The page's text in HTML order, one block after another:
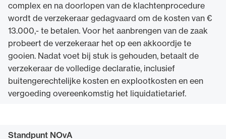
complex en na doorlopen van de klachtenprocedure
wordt de verzekeraar gedagvaard om de kosten van €
13.000,- te betalen. Voor het aanbrengen van de zaak
probeert de verzekeraar het op een akkoordje te
gooien. Nadat voet bij stuk is gehouden, betaalt de
verzekeraar de volledige declaratie, inclusief
buitengerechtelijke kosten en explootkosten en een
vergoeding overeenkomstig het liquidatietarief.
Standpunt NOvA